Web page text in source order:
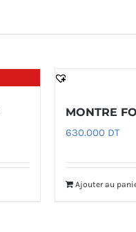
MONTRE
630.000 DT
Ajouter au